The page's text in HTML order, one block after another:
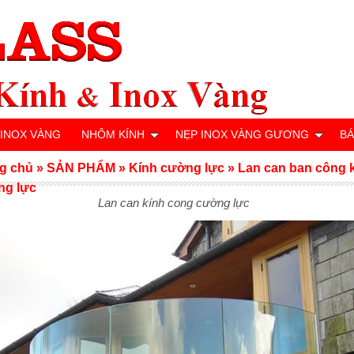
Lan can kính cong cường lực
chủ »SẢN PHẨM » Kính cường lực » Lan can ban công
lực
VÀNG NHÔM KÍNH NẸP INOX VÀNG GƯƠNG